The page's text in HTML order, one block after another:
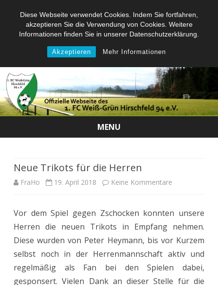
Diese Webseite verwendet Cookies. Indem Sie fortfahren,
akzeptieren Sie die Verwendung von Cookies. Weitere
Informationen finden Sie in unserer Datenschutzerklärung.
Akzeptieren Mehr Informationen
MENU
Neue Trikots für die Herren
FraHo 19. April 2018 Keine Kommentare
Trikots
die
Herren
Vor dem Spiel gegen Zschocken konnten unsere
Herren die neuen Trikots in Empfang nehmen.
Diese wurden von Peter Heymann, bis vor Kurzem
selbst noch in der Herrenmannschaft aktiv und
regelmäßig als Fan bei den Spielen dabei,
gesponsert. Vielen Dank an dieser Stelle für die